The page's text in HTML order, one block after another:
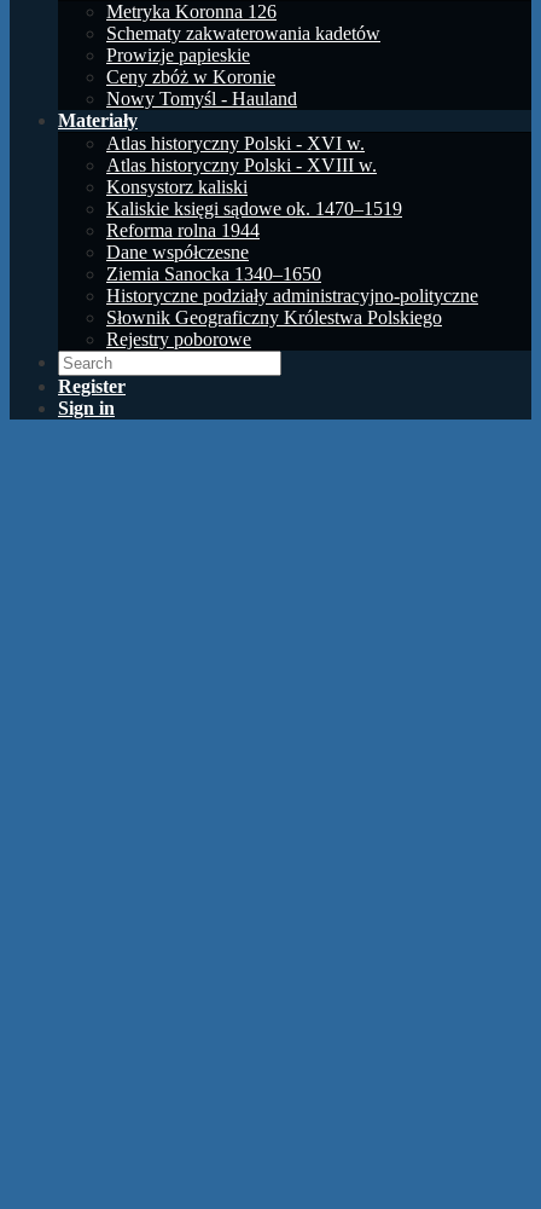
Metryka Koronna 126
Schematy zakwaterowania kadetów
Prowizje papieskie
Ceny zbóż w Koronie
Nowy Tomyśl - Hauland
Materiały
Atlas historyczny Polski - XVI w.
Atlas historyczny Polski - XVIII w.
Konsystorz kaliski
Kaliskie księgi sądowe ok. 1470–1519
Reforma rolna 1944
Dane współczesne
Ziemia Sanocka 1340–1650
Historyczne podziały administracyjno-polityczne
Słownik Geograficzny Królestwa Polskiego
Rejestry poborowe
Register
Sign in